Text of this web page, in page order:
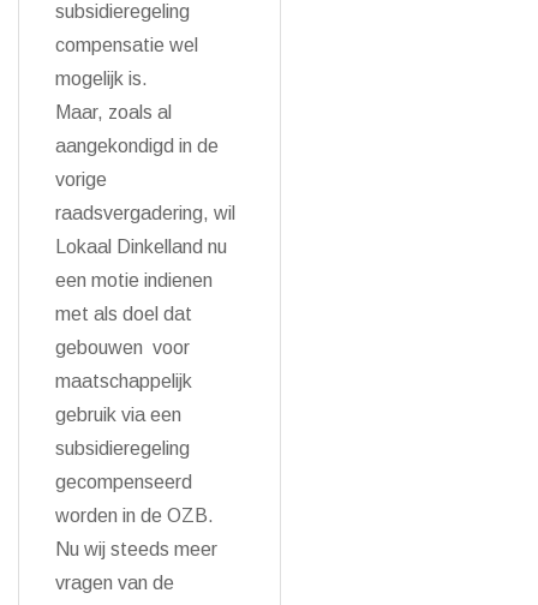
subsidieregeling
compensatie wel
mogelijk is.
Maar, zoals al
aangekondigd in de
vorige
raadsvergadering, wil
Lokaal Dinkelland nu
een motie indienen
met als doel dat
gebouwen voor
maatschappelijk
gebruik via een
subsidieregeling
gecompenseerd
worden in de OZB.
Nu wij steeds meer
vragen van de